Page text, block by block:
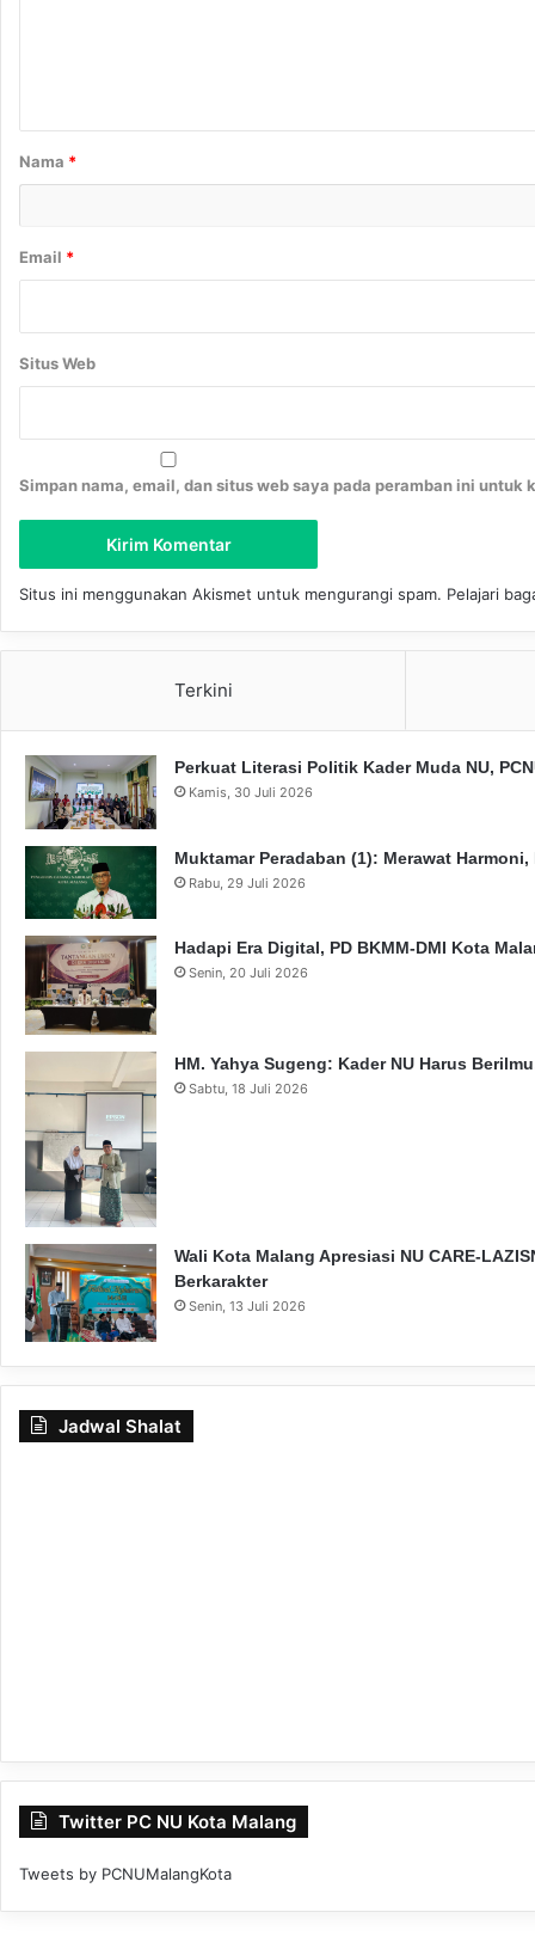
r
*
Nama *
Email *
Situs Web
Simpan nama, email, dan situs web saya pada peramban ini untuk
Situs ini menggunakan Akismet untuk mengurangi spam. Pelajari
Terkini
Perkuat Literasi Politik Kader Muda NU,
Kamis, 30 Juli 2026
Muktamar Peradaban (1): Merawat
Rabu, 29 Juli 2026
Hadapi Era Digital, PD BKMM-DMI Kota
Senin, 20 Juli 2026
HM. Yahya Sugeng: Kader NU Harus
Sabtu, 18 Juli 2026
Wali Kota Malang Apresiasi NU CARE-
Berkarakter
Senin, 13 Juli 2026
Jadwal Shalat
Twitter PC NU Kota Malang
Tweets by PCNUMalangKota